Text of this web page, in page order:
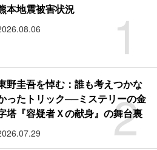
1
本地震被害状況
2
野圭吾を悼む：誰も考えつかな
ったトリック──ミステリーの金
塔『容疑者Ｘの献身』の舞台裏